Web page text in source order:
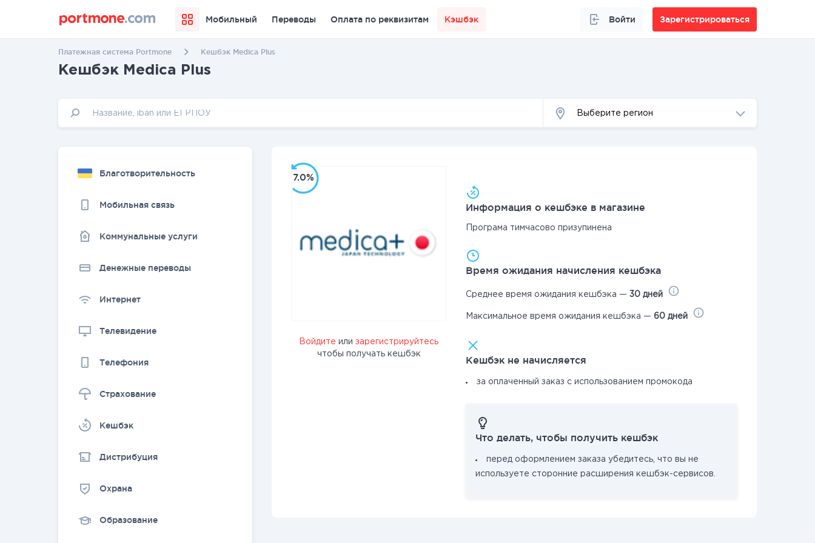
Мобильный Переводы Оплата по реквизитам Кэшбэк Войти Зарегистрироваться
Платежная система Portmone Кешбэк Medica Plus
Кешбэк Medica Plus
Выберите регион
Благотворительность
Мобильная связь
Коммунальные услуги
Денежные переводы
Интернет
Телевидение
Телефония
Страхование
Kешбэк
Дистрибуция
Охрана
Образование
7.0%
Войдите или зарегистрируйтесь
чтобы получать кешбэк
Информация о кешбэке в магазине
Програма тимчасово призупинена
Время ожидания начисления кешбэка
Среднее время ожидания кешбэка — 30 дней
Максимальное время ожидания кешбэка — 60 дней
Кешбэк не начисляется
за оплаченный заказ с использованием промокода
Что делать, чтобы получить кешбэк
перед оформлением заказа убедитесь, что вы не
используете сторонние расширения кешбэк-сервисов.